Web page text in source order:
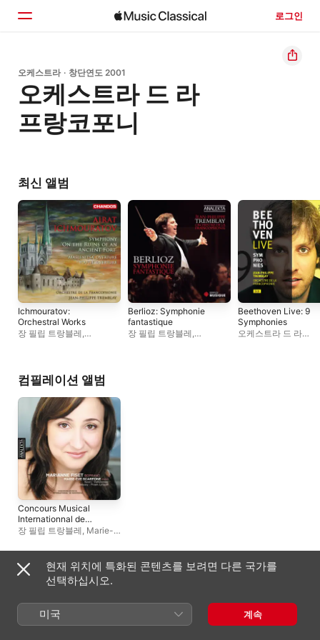
로그인
홈
둘러보기
검색
오케스트라 · 창단연도 2001
오케스트라 드 라
프랑코포니
최신 앨범
Ichmouratov:
Orchestral Works
장 필립 트랑블레,
Berlioz: Symphonie
fantastique
장 필립 트랑블레,
Beethoven Live: 9
Symphonies
오케스트라 드 라
컴필레이션 앨범
Concours Musical
Internationnal de
Montréal
장 필립 트랑블레, Marie-
Fiset,오케스트라 드 라
프랑코포니
기타 아티스트
현재 위치에 특화된 콘텐츠를 보려면 다른 국가를
선택하십시오.
미국 계속